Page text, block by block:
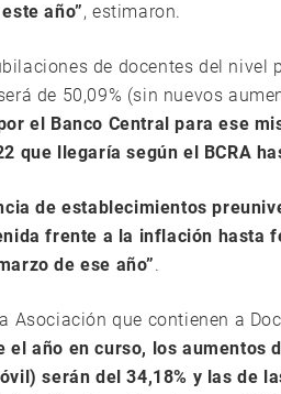
año”, estimaron.
de docentes del nivel
de 50,09% (sin nuevos
el Banco Central para ese
que llegaría según el BCRA
de establecimientos
frente a la inflación hasta
de ese año”.
Asociación que contienen a
el año en curso, los aumentos
serán del 34,18% y las de